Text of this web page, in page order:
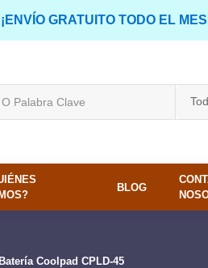
¡ENVÍO GRATUITO TODO EL
BLOG
Batería Coolpad CPLD-45